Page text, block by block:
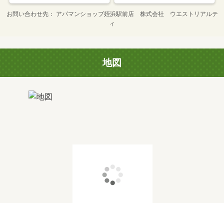
お問い合わせ先
アパマンショップ姪浜駅前店 株式会社 ウエストリアルテ
ィ
地図